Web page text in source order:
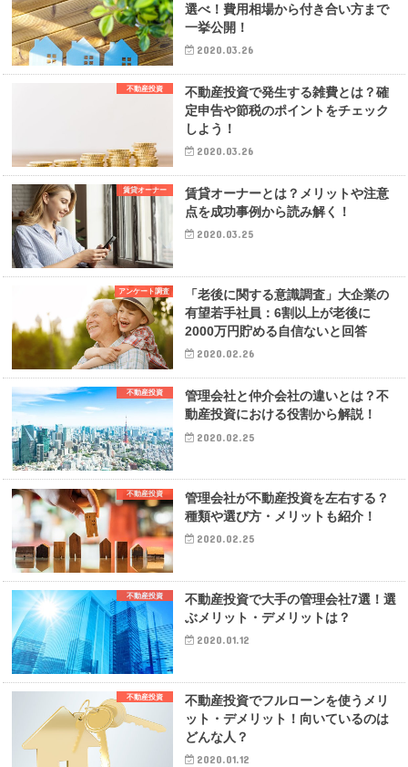
選べ！費用相場から付き合い方まで
一挙公開！
2020.03.26
不動産投資
不動産投資で発生する雑費とは？確
定申告や節税のポイントをチェック
しよう！
2020.03.26
賃貸オーナー
賃貸オーナーとは？メリットや注意
点を成功事例から読み解く！
2020.03.25
アンケート調査
「老後に関する意識調査」大企業の
有望若手社員：6割以上が老後に
2000万円貯める自信ないと回答
2020.02.26
不動産投資
管理会社と仲介会社の違いとは？不
動産投資における役割から解説！
2020.02.25
不動産投資
管理会社が不動産投資を左右する？
種類や選び方・メリットも紹介！
2020.02.25
不動産投資
不動産投資で大手の管理会社7選！選
ぶメリット・デメリットは？
2020.01.12
不動産投資
不動産投資でフルローンを使うメリ
ット・デメリット！向いているのは
どんな人？
2020.01.12